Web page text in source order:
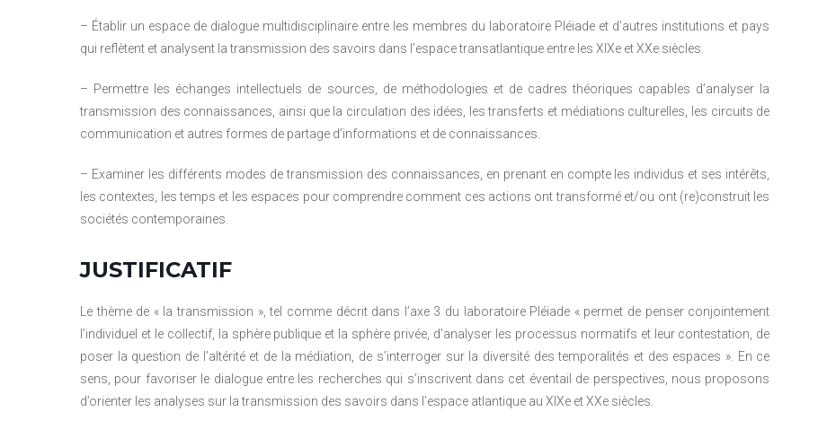
– Établir un espace de dialogue multidisciplinaire entre les membres du laboratoire Pléiade et d’autres institutions et pays
qui reflètent et analysent la transmission des savoirs dans l’espace transatlantique entre les XIXe et XXe siècles.
– Permettre les échanges intellectuels de sources, de méthodologies et de cadres théoriques capables d’analyser la
transmission des connaissances, ainsi que la circulation des idées, les transferts et médiations culturelles, les circuits de
communication et autres formes de partage d’informations et de connaissances.
– Examiner les différents modes de transmission des connaissances, en prenant en compte les individus et ses intérêts,
les contextes, les temps et les espaces pour comprendre comment ces actions ont transformé et/ou ont (re)construit les
sociétés contemporaines.
JUSTIFICATIF
Le thème de « la transmission », tel comme décrit dans l’axe 3 du laboratoire Pléiade « permet de penser conjointement
l’individuel et le collectif, la sphère publique et la sphère privée, d’analyser les processus normatifs et leur contestation, de
poser la question de l’altérité et de la médiation, de s’interroger sur la diversité des temporalités et des espaces ». En ce
sens, pour favoriser le dialogue entre les recherches qui s’inscrivent dans cet éventail de perspectives, nous proposons
d’orienter les analyses sur la transmission des savoirs dans l’espace atlantique au XIXe et XXe siècles.